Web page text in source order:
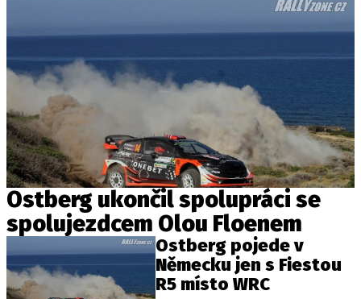
Ostberg ukončil spolupráci se
spolujezdcem Olou Floenem
Ostberg pojede v
Německu jen s Fiestou
R5 místo WRC